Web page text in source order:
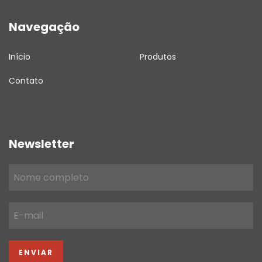
Navegação
Início Produtos
Contato
Newsletter